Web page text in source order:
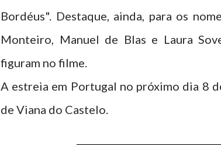
Bordéus". Destaque, ainda, para os
Monteiro, Manuel de Blas e Laura
figuram no filme.
A estreia em Portugal no próximo dia 8
de Viana do Castelo.